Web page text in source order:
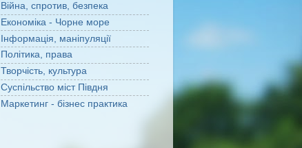
Війна, спротив, безпека
Економіка - Чорне море
Інформація, маніпуляції
Політика, права
Творчість, культура
Суспільство міст Півдня
Маркетинг - бізнес практика